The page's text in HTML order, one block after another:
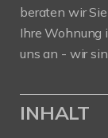
beraten wir
Ihre Wohnung
uns an - wir
INHALT